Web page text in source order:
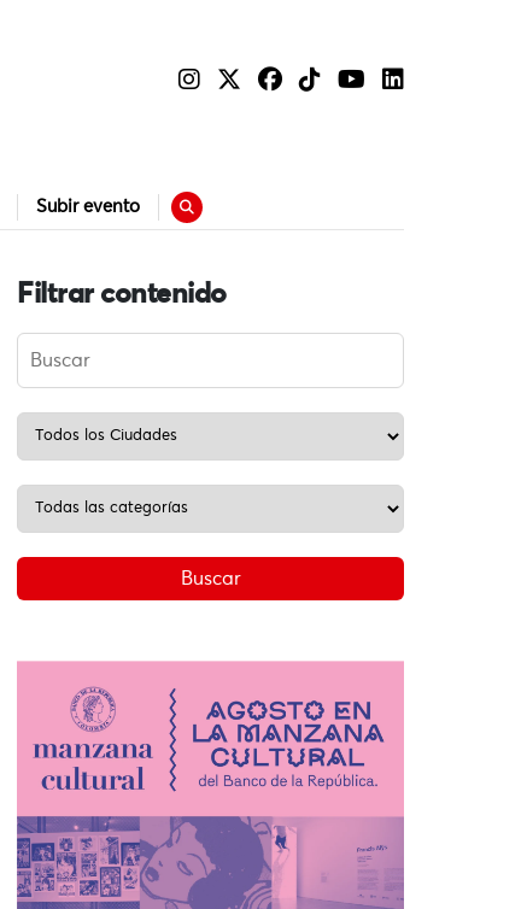
Subir evento
Filtrar contenido